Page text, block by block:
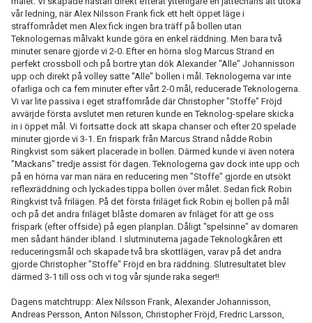
vår ledning, när Alex Nilsson Frank fick ett helt öppet läge i
straffområdet men Alex fick ingen bra träff på bollen utan
Teknologernas målvakt kunde göra en enkel räddning. Men bara två
minuter senare gjorde vi 2-0. Efter en hörna slog Marcus Strand en
perfekt crossboll och på bortre ytan dök Alexander "Alle" Johannisson
upp och direkt på volley satte "Alle" bollen i mål. Teknologerna var inte
ofarliga och ca fem minuter efter vårt 2-0 mål, reducerade Teknologerna.
Vi var lite passiva i eget straffområde där Christopher "Stoffe" Fröjd
avvärjde första avslutet men returen kunde en Teknolog-spelare skicka
in i öppet mål. Vi fortsatte dock att skapa chanser och efter 20 spelade
minuter gjorde vi 3-1. En frispark från Marcus Strand nådde Robin
Ringkvist som säkert placerade in bollen. Därmed kunde vi även notera
"Mackans" tredje assist för dagen. Teknologerna gav dock inte upp och
på en hörna var man nära en reducering men "Stoffe" gjorde en utsökt
reflexräddning och lyckades tippa bollen över målet. Sedan fick Robin
Ringkvist två frilägen. På det första friläget fick Robin ej bollen på mål
och på det andra friläget blåste domaren av friläget för att ge oss
frispark (efter offside) på egen planplan. Dåligt "spelsinne" av domaren
men sådant händer ibland. I slutminuterna jagade Teknologkåren ett
reduceringsmål och skapade två bra skottlägen, varav på det andra
gjorde Christopher "Stoffe" Fröjd en bra räddning. Slutresultatet blev
därmed 3-1 till oss och vi tog vår sjunde raka seger!!
Dagens matchtrupp: Alex Nilsson Frank, Alexander Johannisson,
Andreas Persson, Anton Nilsson, Christopher Fröjd, Fredric Larsson,